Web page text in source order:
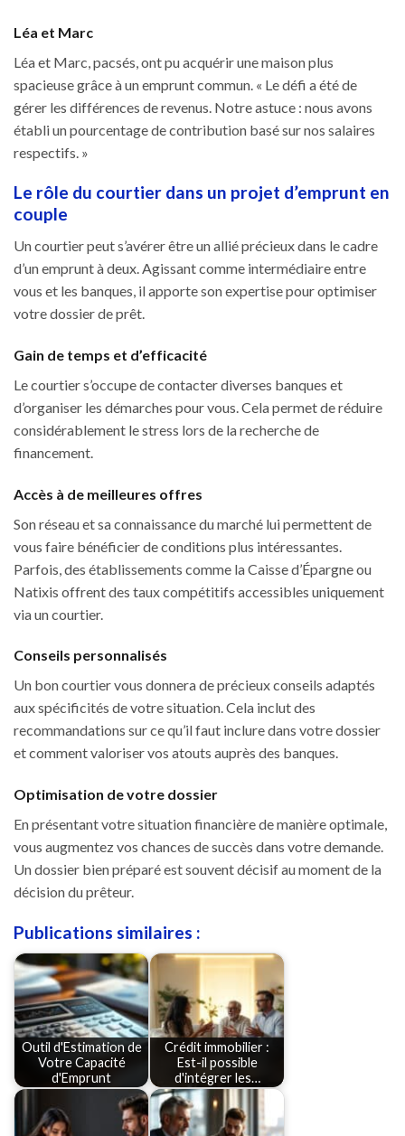
Léa et Marc
Léa et Marc, pacsés, ont pu acquérir une maison plus
spacieuse grâce à un emprunt commun. « Le défi a été de
gérer les différences de revenus. Notre astuce : nous avons
établi un pourcentage de contribution basé sur nos salaires
respectifs. »
Le rôle du courtier dans un projet d’emprunt en
couple
Un courtier peut s’avérer être un allié précieux dans le cadre
d’un emprunt à deux. Agissant comme intermédiaire entre
vous et les banques, il apporte son expertise pour optimiser
votre dossier de prêt.
Gain de temps et d’efficacité
Le courtier s’occupe de contacter diverses banques et
d’organiser les démarches pour vous. Cela permet de réduire
considérablement le stress lors de la recherche de
financement.
Accès à de meilleures offres
Son réseau et sa connaissance du marché lui permettent de
vous faire bénéficier de conditions plus intéressantes.
Parfois, des établissements comme la Caisse d’Épargne ou
Natixis offrent des taux compétitifs accessibles uniquement
via un courtier.
Conseils personnalisés
Un bon courtier vous donnera de précieux conseils adaptés
aux spécificités de votre situation. Cela inclut des
recommandations sur ce qu’il faut inclure dans votre dossier
et comment valoriser vos atouts auprès des banques.
Optimisation de votre dossier
En présentant votre situation financière de manière optimale,
vous augmentez vos chances de succès dans votre demande.
Un dossier bien préparé est souvent décisif au moment de la
décision du prêteur.
Publications similaires :
Outil d'Estimation de
Votre Capacité
d'Emprunt
Crédit immobilier :
Est-il possible
d'intégrer les…